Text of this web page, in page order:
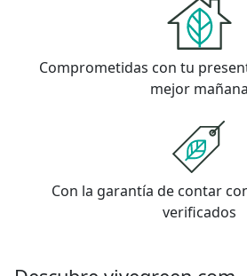
Comprometidas con tu
mejor mañana
Con la garantía de contar
verificados